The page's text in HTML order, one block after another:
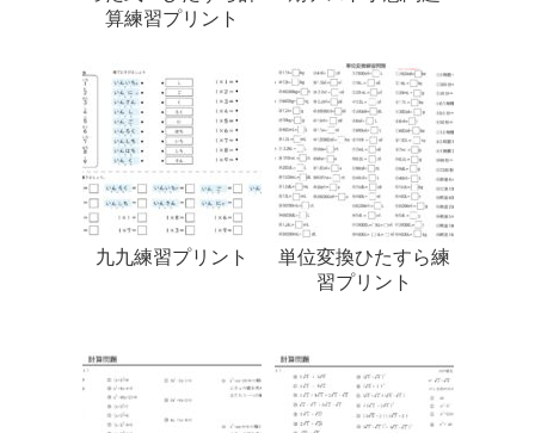
算練習プリント
九九練習プリント
単位変換ひたすら練
習プリント